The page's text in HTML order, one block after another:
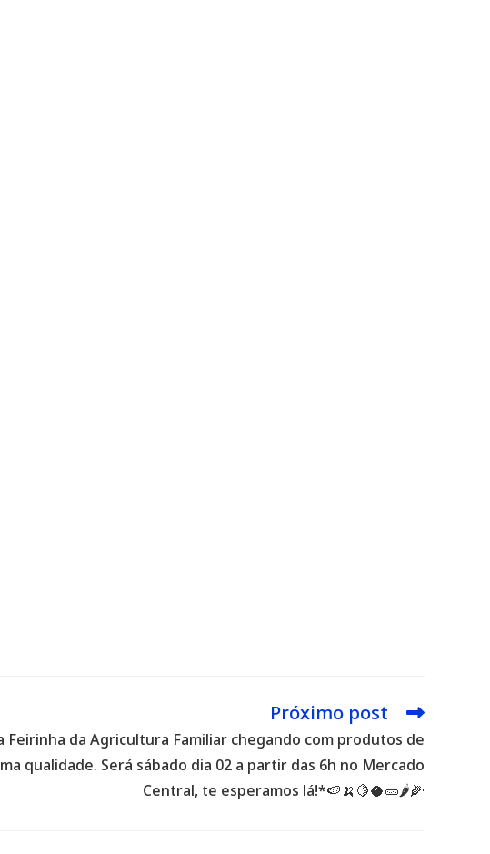
Próximo post
Feirinha da Agricultura Familiar chegando com produtos de
qualidade. Será sábado dia 02 a partir das 6h no Mercado
Central, te esperamos lá!*🍉🍌🍋🥥🥒🌶️🌽